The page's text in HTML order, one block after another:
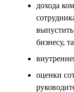
дохода
бизнесу,
оценки